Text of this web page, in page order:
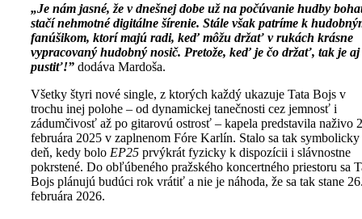
„Je nám jasné, že v dnešnej dobe už na počúvanie hudby
stačí nehmotné digitálne šírenie. Stále však patríme k
fanúšikom, ktorí majú radi, keď môžu držať v rukách krásne
vypracovaný hudobný nosič. Pretože, keď je čo držať, tak je aj
pustiť!” dodáva Mardoša.
Všetky štyri nové single, z ktorých každý ukazuje Tata Bojs v
trochu inej polohe – od dynamickej tanečnosti cez jemnosť i
zádumčivosť až po gitarovú ostrosť – kapela predstavila naživo
februára 2025 v zaplnenom Fóre Karlín. Stalo sa tak
deň, kedy bolo EP25 prvýkrát fyzicky k dispozícii i slávnostne
pokrstené. Do obľúbeného pražského koncertného priestoru sa
Bojs plánujú budúci rok vrátiť a nie je náhoda, že sa tak stane
februára 2026.